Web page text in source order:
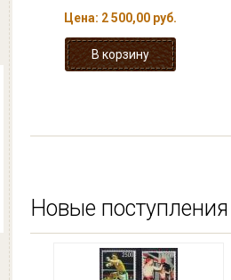
Цена: 2 500,00 руб.
Новые поступления